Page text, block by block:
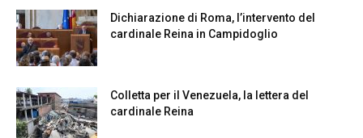
Dichiarazione di Roma, l’intervento del
cardinale Reina in Campidoglio
Colletta per il Venezuela, la lettera del
cardinale Reina